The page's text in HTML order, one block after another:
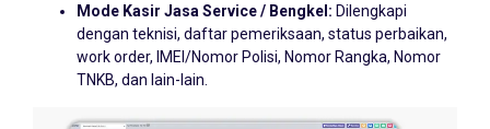
dengan teknisi, daftar pemeriksaan, status perbaikan,
work order, IMEI/Nomor Polisi, Nomor Rangka, Nomor
TNKB, dan lain-lain.